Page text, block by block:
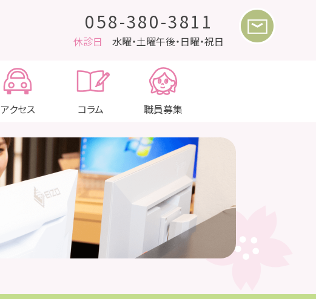
058-380-3811
休診日 水曜・土曜午後・日曜・祝日
アクセス コラム 職員募集